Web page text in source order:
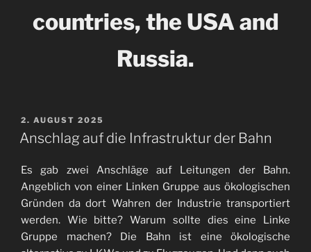
countries, the USA and
Russia.
VERÖFFENTLICHT
AM
2. AUGUST 2025
Anschlag auf die Infrastruktur der Bahn
Es gab zwei Anschläge auf Leitungen der Bahn.
Angeblich von einer Linken Gruppe aus ökologischen
Gründen da dort Wahren der Industrie transportiert
werden. Wie bitte? Warum sollte dies eine Linke
Gruppe machen? Die Bahn ist eine ökologische